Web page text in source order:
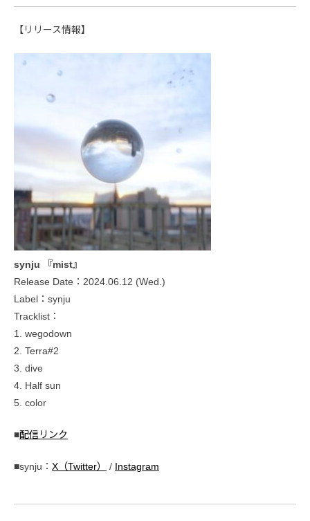
【リリース情報】
synju 『mist』
Release Date：2024.06.12 (Wed.)
Label：synju
Tracklist：
1. wegodown
2. Terra#2
3. dive
4. Half sun
5. color
■配信リンク
■synju： X（Twitter） / Instagram